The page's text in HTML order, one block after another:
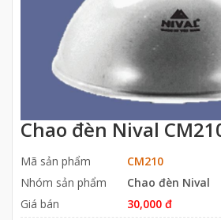
Chao đèn Nival
Mã sản phẩm
CM210
Nhóm sản phẩm
Chao đèn Nival
Giá bán
30,000 đ